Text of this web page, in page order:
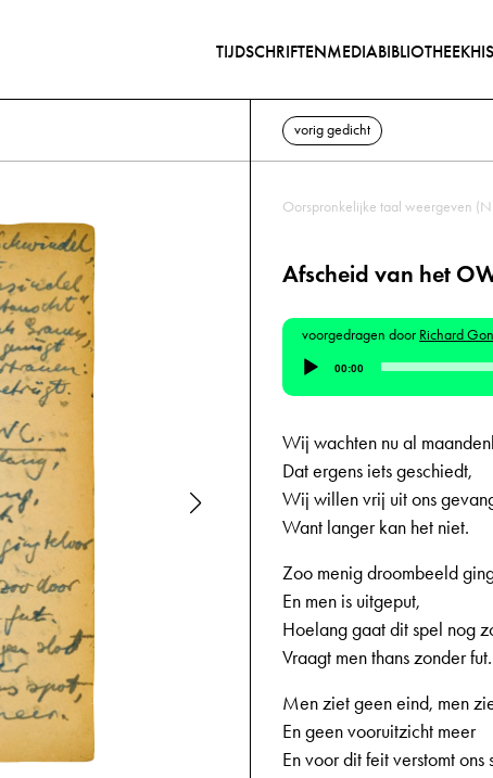
TIJDSCHRIFTENMEDIABIBLIOTHEEK
vorig gedicht
Oorspronkelijke taal weergeven
Afscheid van het
voorgedragen door Richard
Audiospeler
00:00
Wij wachten nu al
Dat ergens iets geschiedt,
Wij willen vrij uit ons
Want langer kan het niet.
Zoo menig droombeeld
En men is uitgeput,
Hoelang gaat dit spel nog
Vraagt men thans zonder fut.
Men ziet geen eind, men
En geen vooruitzicht meer
En voor dit feit verstomt ons